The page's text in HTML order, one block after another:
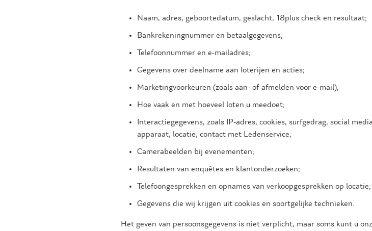
Naam, adres, geboortedatum, geslacht, 18plus check en resultaat;
Bankrekeningnummer en betaalgegevens;
Telefoonnummer en e-mailadres;
Gegevens over deelname aan loterijen en acties;
Marketingvoorkeuren (zoals aan- of afmelden voor e-mail);
Hoe vaak en met hoeveel loten u meedoet;
Interactiegegevens, zoals IP-adres, cookies, surfgedrag, social
apparaat, locatie, contact met Ledenservice;
Camerabeelden bij evenementen;
Resultaten van enquêtes en klantonderzoeken;
Telefoongesprekken en opnames van verkoopgesprekken op locatie;
Gegevens die wij krijgen uit cookies en soortgelijke technieken.
Het geven van persoonsgegevens is niet verplicht, maar soms kunt u